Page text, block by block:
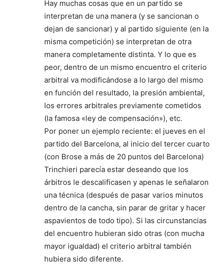
Hay muchas cosas que en un partido se
interpretan de una manera (y se sancionan o
dejan de sancionar) y al partido siguiente (en la
misma competición) se interpretan de otra
manera completamente distinta. Y lo que es
peor, dentro de un mismo encuentro el criterio
arbitral va modificándose a lo largo del mismo
en función del resultado, la presión ambiental,
los errores arbitrales previamente cometidos
(la famosa «ley de compensación»), etc.
Por poner un ejemplo reciente: el jueves en el
partido del Barcelona, al inicio del tercer cuarto
(con Brose a más de 20 puntos del Barcelona)
Trinchieri parecía estar deseando que los
árbitros le descalificasen y apenas le señalaron
una técnica (después de pasar varios minutos
dentro de la cancha, sin parar de gritar y hacer
aspavientos de todo tipo). Si las circunstancias
del encuentro hubieran sido otras (con mucha
mayor igualdad) el criterio arbitral también
hubiera sido diferente.